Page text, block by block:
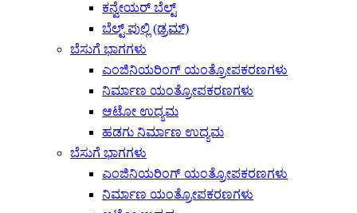
ಕನ್ವೇಯರ್ ಬೆಲ್ಟ್
ಬೆಲ್ಟ್ ಪುಲ್ಲಿ (ಡ್ರಮ್)
ಬೆಸುಗೆ ಭಾಗಗಳು
ಎಂಜಿನಿಯರಿಂಗ್ ಯಂತ್ರೋಪಕರಣಗಳು
ನಿರ್ಮಾಣ ಯಂತ್ರೋಪಕರಣಗಳು
ಆಟೋ ಉದ್ಯಮ
ಹಡಗು ನಿರ್ಮಾಣ ಉದ್ಯಮ
ಬೆಸುಗೆ ಭಾಗಗಳು
ಎಂಜಿನಿಯರಿಂಗ್ ಯಂತ್ರೋಪಕರಣಗಳು
ನಿರ್ಮಾಣ ಯಂತ್ರೋಪಕರಣಗಳು